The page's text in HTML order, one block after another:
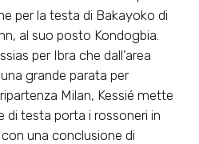
per la testa di Bakayoko di
al suo posto Kondogbia.
per Ibra che dall’area
grande parata per
Milan, Kessié mette
di testa porta i rossoneri in
una conclusione di